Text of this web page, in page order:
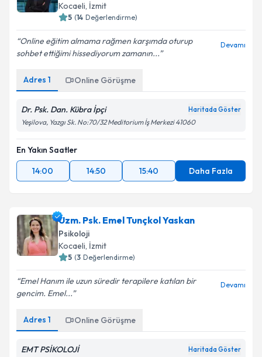
Kocaeli, İzmit
5 (14 Değerlendirme)
Online eğitim almama rağmen karşımda oturup
sohbet ettiğimi hissediyorum zamanın...
Devamı
Adres 1 Online Görüşme
Dr. Psk. Dan. Kübra İpçi Haritada Göster
Yeşilova, Yazgı Sk. No:70/32 Meditorium İş Merkezi 41060
En Yakın Saatler
14:00
14:50 15:40 Daha Fazla
Uzm. Psk. Emel Tunçkol Yaskan
Psikoloji
Kocaeli, İzmit
5 (3 Değerlendirme)
Emel Hanım ile uzun süredir terapilere katılan bir
gencim. Emel...
Devamı
Adres 1 Online Görüşme
EMT PSİKOLOJİ Haritada Göster